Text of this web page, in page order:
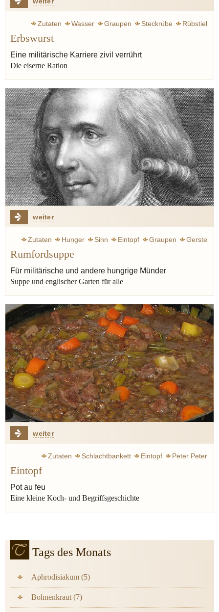
Zutaten Wasser Graupen Steckrübe
Rübstiel
Gulasch
Speck
Erbswurst Erbsen Jünger Ernst
Erbswurst
Eine militärische Karriere zivil verrührt
Die eiserne Ration
weiter
Zutaten Hunger Sinn Eintopf Graupen
Gerste
Rumfordsuppe
Für militärische und andere hungrige Münder
Suppe und englischer Garten für alle
weiter
Zutaten Schlachtbankett Eintopf
Peter Peter
Jünger Ernst
Linsen
Speck
Wurst Fleisch Cassoulet
Eintopf
Pot au feu
Eine kleine Koch- und Begriffsgeschichte
Tags des Monats
Aphrodisiakum (5)
Bohnenkraut (7)